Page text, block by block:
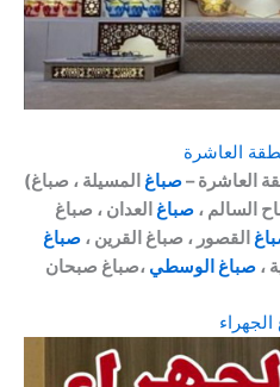
العاشرة
(
العاشرة –صباغ المسيلة ، صباغ
السالم ، صباغ العدان ، صباغ
القصور ، صباغ القرين ، صباغ
،صباغ الوسطي